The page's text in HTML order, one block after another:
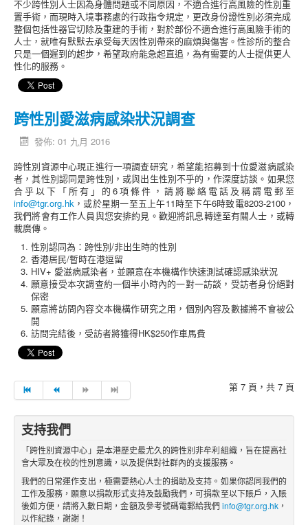
不少跨性別人士因為身體問題或不同原因，不適合進行高風險的性別重
置手術，而現時入境事務處的行政指令規定，更改身份證性別必須完成
整個包括性器官切除及重建的手術，對於部份不適合進行高風險手術的
人士，就唯有默默去承受每天因性別帶來的麻煩與傷害。性診所的整合
只是一個遲到的起步，希望政府能急起直追，為有需要的人士提供更人
性化的服務。
跨性別愛滋病感染狀況調查
發佈: 01 九月 2016
跨性別資源中心現正進行一項調查研究，希望能招募到十位愛滋病感染
者，其性別認同是跨性別，或與出生性別不乎的，作深度訪談。如果您
合乎以下「所有」的6項條件，請將聯絡電話及稱謂電郵至
info@tgr.org.hk ，或於星期一至五上午11時至下午6時致電8203-2100，
我們將會有工作人員與您安排約見。歡迎將訊息轉達至有關人士，或轉
載廣傳。
性別認同為：跨性別/非出生時的性別
香港居民/暫時在港逗留
HIV+ 愛滋病感染者，並願意在本機構作快速測試確認感染狀況
願意接受本次調查約一個半小時內的一對一訪談，受訪者身份絕對
保密
願意將訪問內容交本機構作研究之用，個別內容及數據將不會被公
開
訪問完結後，受訪者將獲得HK$250作車馬費
第 7 頁，共 7 頁
支持我們
「跨性別資源中心」是本港歷史最尤久的跨性別非牟利組織，旨在提高社
會大眾及在校的性別意識，以及提供對社群內的支援服務。
我們的日常運作支出，極需要熱心人士的捐助及支持。如果你認同我們的
工作及服務，願意以捐款形式支持及鼓勵我們，可捐款至以下賬戶，入賬
後如方便，請將入數日期，金額及參考號碼電郵給我們info@tgr.org.hk，
以作紀錄，謝謝！